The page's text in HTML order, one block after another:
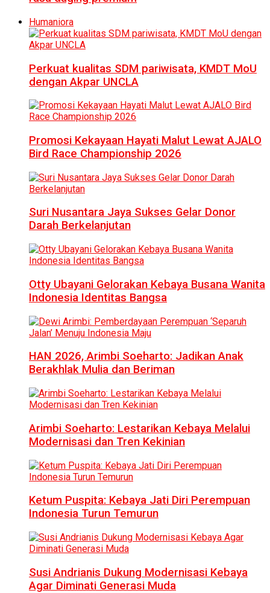
Humaniora
Perkuat kualitas SDM pariwisata, KMDT MoU
dengan Akpar UNCLA
Promosi Kekayaan Hayati Malut Lewat AJALO
Bird Race Championship 2026
Suri Nusantara Jaya Sukses Gelar Donor
Darah Berkelanjutan
Otty Ubayani Gelorakan Kebaya Busana Wanita
Indonesia Identitas Bangsa
HAN 2026, Arimbi Soeharto: Jadikan Anak
Berakhlak Mulia dan Beriman
Arimbi Soeharto: Lestarikan Kebaya Melalui
Modernisasi dan Tren Kekinian
Ketum Puspita: Kebaya Jati Diri Perempuan
Indonesia Turun Temurun
Susi Andrianis Dukung Modernisasi Kebaya
Agar Diminati Generasi Muda